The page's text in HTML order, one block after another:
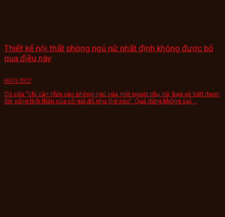
Thiết kế nội thất phòng ngủ nữ nhất định không được bỏ
qua điều này
06/01/2022
Có câu “chỉ cần nhìn vào phòng ngủ của một người phụ nữ, bạn sẽ biết được
đời sống tinh thần của cô gái đó như thế nào”. Quả đúng không sai,...